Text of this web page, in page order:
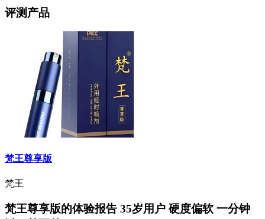
评测产品
梵王尊享版
梵王
梵王尊享版的体验报告 35岁用户 硬度偏软 一分钟